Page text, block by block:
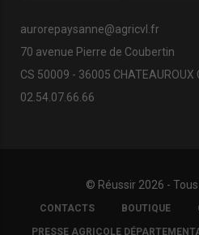
aurorepaysanne@agricvl.fr
70 avenue Pierre de Coubertin
CS 50009 - 36005 CHATEAUROUX
02.54.07.66.66
© Réussir 2026 -
FOOTER
COPYRIGHT
CONTACTS BOUTIQUE
PRESSE AGRICOLE